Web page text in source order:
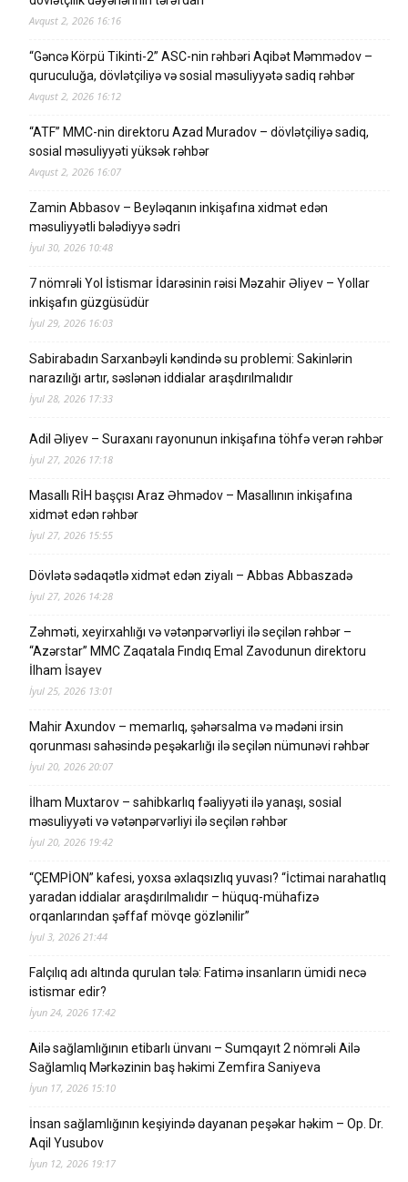
Avqust 2, 2026 16:16
“Gəncə Körpü Tikinti-2” ASC-nin rəhbəri Aqibət Məmmədov –
quruculuğa, dövlətçiliyə və sosial məsuliyyətə sadiq rəhbər
Avqust 2, 2026 16:12
“ATF” MMC-nin direktoru Azad Muradov – dövlətçiliyə sadiq,
sosial məsuliyyəti yüksək rəhbər
Avqust 2, 2026 16:07
Zamin Abbasov – Beyləqanın inkişafına xidmət edən
məsuliyyətli bələdiyyə sədri
İyul 30, 2026 10:48
7 nömrəli Yol İstismar İdarəsinin rəisi Məzahir Əliyev – Yollar
inkişafın güzgüsüdür
İyul 29, 2026 16:03
Sabirabadın Sarxanbəyli kəndində su problemi: Sakinlərin
narazılığı artır, səslənən iddialar araşdırılmalıdır
İyul 28, 2026 17:33
Adil Əliyev – Suraxanı rayonunun inkişafına töhfə verən rəhbər
İyul 27, 2026 17:18
Masallı RİH başçısı Araz Əhmədov – Masallının inkişafına
xidmət edən rəhbər
İyul 27, 2026 15:55
Dövlətə sədaqətlə xidmət edən ziyalı – Abbas Abbaszadə
İyul 27, 2026 14:28
Zəhməti, xeyirxahlığı və vətənpərvərliyi ilə seçilən rəhbər –
“Azərstar” MMC Zaqatala Fındıq Emal Zavodunun direktoru
İlham İsayev
İyul 25, 2026 13:01
Mahir Axundov – memarlıq, şəhərsalma və mədəni irsin
qorunması sahəsində peşəkarlığı ilə seçilən nümunəvi rəhbər
İyul 20, 2026 20:07
İlham Muxtarov – sahibkarlıq fəaliyyəti ilə yanaşı, sosial
məsuliyyəti və vətənpərvərliyi ilə seçilən rəhbər
İyul 20, 2026 19:42
“ÇEMPİON” kafesi, yoxsa əxlaqsızlıq yuvası? “İctimai narahatlıq
yaradan iddialar araşdırılmalıdır – hüquq-mühafizə
orqanlarından şəffaf mövqe gözlənilir”
İyul 3, 2026 21:44
Falçılıq adı altında qurulan tələ: Fatimə insanların ümidi necə
istismar edir?
İyun 24, 2026 17:42
Ailə sağlamlığının etibarlı ünvanı – Sumqayıt 2 nömrəli Ailə
Sağlamlıq Mərkəzinin baş həkimi Zemfira Saniyeva
İyun 17, 2026 15:10
İnsan sağlamlığının keşiyində dayanan peşəkar həkim – Op. Dr.
Aqil Yusubov
İyun 12, 2026 19:17